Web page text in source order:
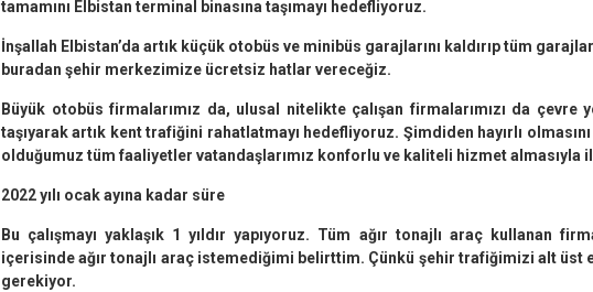
tamamını Elbistan terminal binasına taşımayı hedefliyoruz.
İnşallah Elbistan’da artık küçük otobüs ve minibüs garajlarını kaldırıp tüm
buradan şehir merkezimize ücretsiz hatlar vereceğiz.
Büyük otobüs firmalarımız da, ulusal nitelikte çalışan firmalarımızı da çevre
taşıyarak artık kent trafiğini rahatlatmayı hedefliyoruz. Şimdiden hayırlı
olduğumuz tüm faaliyetler vatandaşlarımız konforlu ve kaliteli hizmet almasıyla
2022 yılı ocak ayına kadar süre
Bu çalışmayı yaklaşık 1 yıldır yapıyoruz. Tüm ağır tonajlı araç kullanan
içerisinde ağır tonajlı araç istemediğimi belirttim. Çünkü şehir trafiğimizi alt üst
gerekiyor.